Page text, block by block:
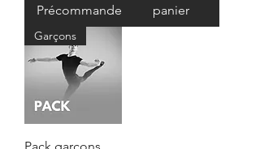
Précommander
panier
Garçons